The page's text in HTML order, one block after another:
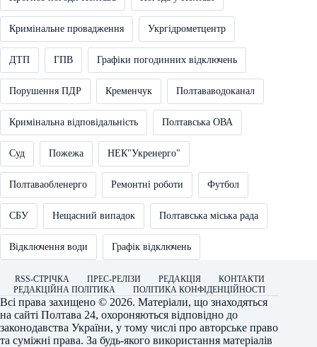
Кримінальне провадження Укргідрометцентр
ДТП ГПВ Графіки погодинних відключень
Порушення ПДР Кременчук Полтававодоканал
Кримінальна відповідальність Полтавська ОВА
Суд Пожежа НЕК"Укренерго"
Полтаваобленерго Ремонтні роботи Футбол
СБУ Нещасний випадок Полтавська міська рада
Відключення води Графік відключень
RSS-СТРІЧКА ПРЕС-РЕЛІЗИ РЕДАКЦІЯ
КОНТАКТИ
РЕДАКЦІЙНА ПОЛІТИКА
ПОЛІТИКА КОНФІДЕНЦІЙНОСТІ
Всі права захищено © 2026. Матеріали, що знаходяться
на сайті Полтава 24, охороняються відповідно до
законодавства України, у тому числі про авторське право
та суміжні права. За будь-якого використання матеріалів